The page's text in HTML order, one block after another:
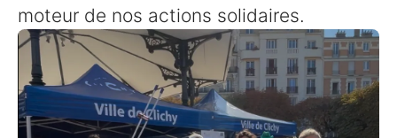
moteur de nos actions solidaires.